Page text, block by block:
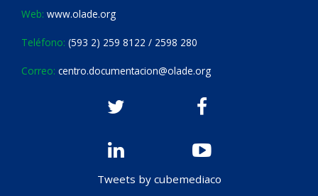
Web: www.olade.org
Teléfono: (593 2) 259 8122 / 2598 280
Correo: centro.documentacion@olade.org
Tweets by cubemediaco